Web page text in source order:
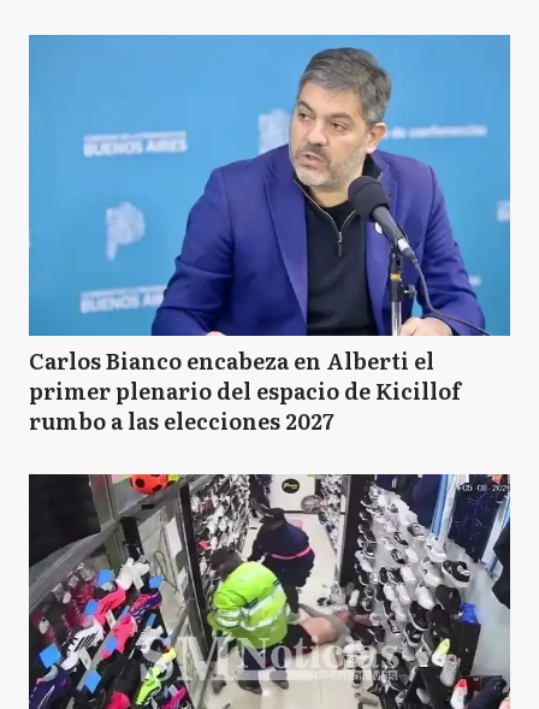
Carlos Bianco encabeza en Alberti el
primer plenario del espacio de Kicillof
rumbo a las elecciones 2027